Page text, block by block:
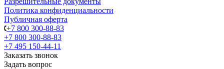
Политика конфиденциальности
Публичная оферта
+7 800 300-88-83
+7 800 300-88-83
+7 495 150-44-11
Заказать звонок
Задать вопрос